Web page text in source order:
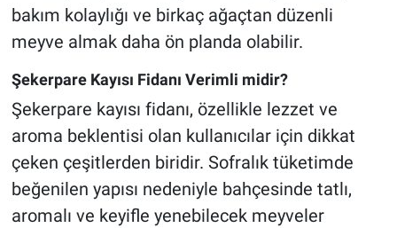
bakım kolaylığı ve birkaç ağaçtan düzenli
meyve almak daha ön planda olabilir.
Şekerpare Kayısı Fidanı Verimli midir?
Şekerpare kayısı fidanı, özellikle lezzet ve
aroma beklentisi olan kullanıcılar için dikkat
çeken çeşitlerden biridir. Sofralık tüketimde
beğenilen yapısı nedeniyle bahçesinde tatlı,
aromalı ve keyifle yenebilecek meyveler